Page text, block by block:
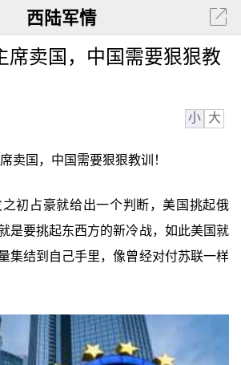
西陆军情
席卖国，中国需要狠狠教
小 大
卖国，中国需要狠狠教训！
初占豪就给出一个判断，美国挑起俄
是要挑起东西方的新冷战，如此美国就
集结到自己手里，像曾经对付苏联一样